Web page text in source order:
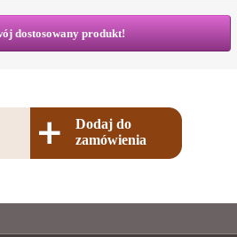
dostosowany produkt!
Dodaj do
zamówienia